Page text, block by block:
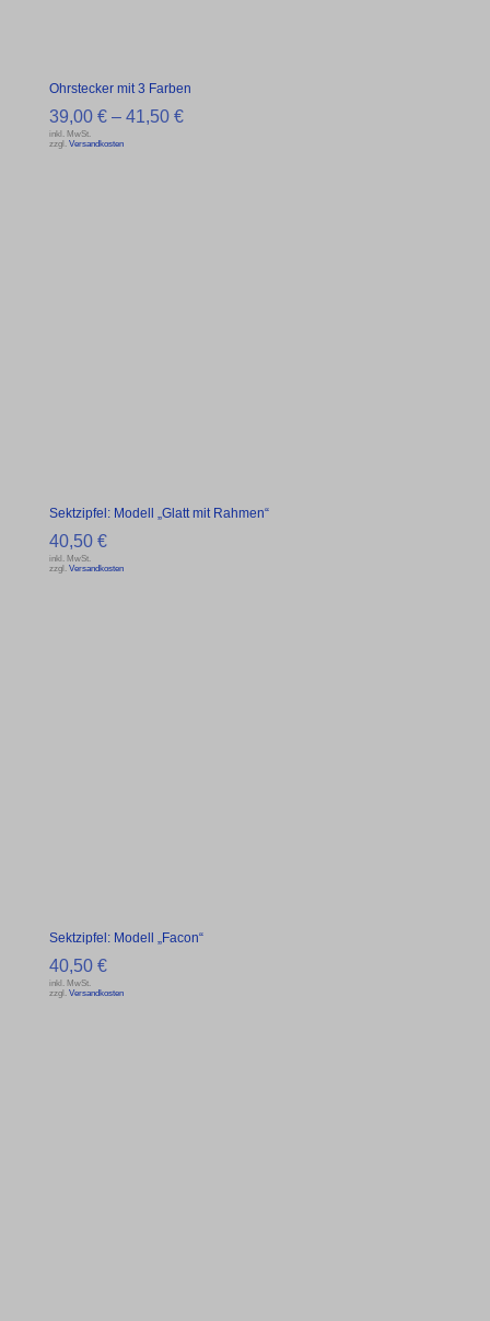
Ohrstecker mit 3 Farben
39,00 €– 41,50 €
inkl. MwSt.
zzgl. Versandkosten
Sektzipfel: Modell „Glatt mit Rahmen“
40,50 €
inkl. MwSt.
zzgl. Versandkosten
Sektzipfel: Modell „Facon“
40,50 €
inkl. MwSt.
zzgl. Versandkosten